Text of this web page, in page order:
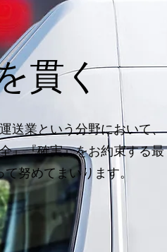
貫く
送業という分野において、
』『確実』をお約束する最
努めてまいります。